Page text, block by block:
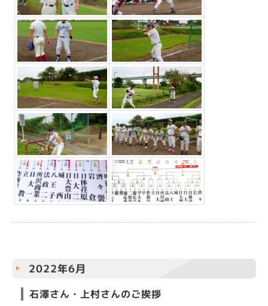
2022年6月
石澤さん・上村さんのご挨拶